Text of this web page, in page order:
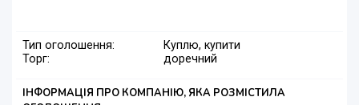
Тип оголошення:
Куплю, купити
Торг:
доречний
ІНФОРМАЦІЯ ПРО КОМПАНІЮ, ЯКА РОЗМІСТИЛА